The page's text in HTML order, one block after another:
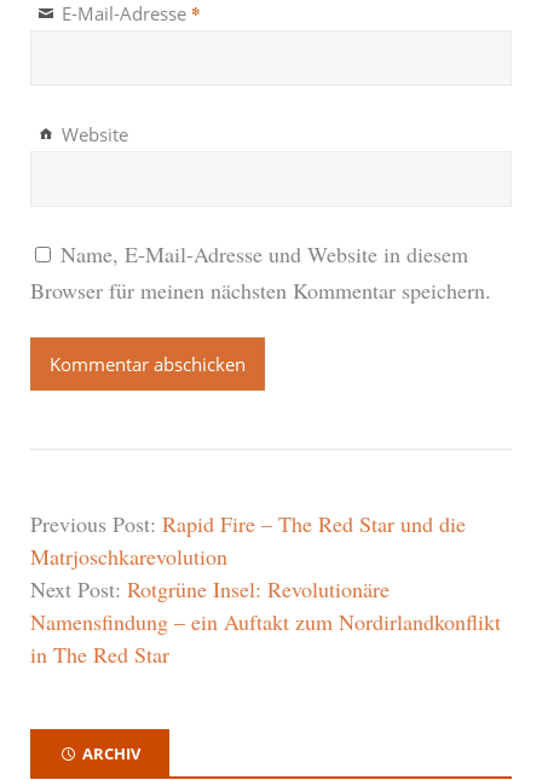
E-Mail-Adresse *
Website
Name, E-Mail-Adresse und Website in diesem
Browser für meinen nächsten Kommentar speichern.
Previous Post: Rapid Fire – The Red Star und die
Matrjoschkarevolution
Next Post: Rotgrüne Insel: Revolutionäre
Namensfindung – ein Auftakt zum Nordirlandkonflikt
in The Red Star
ARCHIV